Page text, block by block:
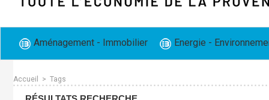
Aménagement - Immobilier Energie -
Accueil > Tags